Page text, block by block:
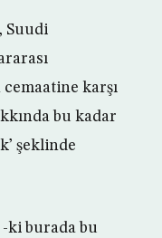
Suudi
karşı
bu kadar
şeklinde
ki burada bu